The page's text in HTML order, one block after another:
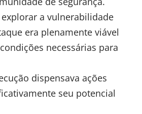
a vulnerabilidade
era plenamente viável
necessárias para
dispensava ações
seu potencial